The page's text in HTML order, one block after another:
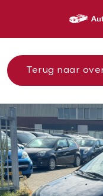
Terug naar